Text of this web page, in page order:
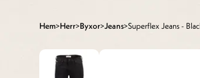
Hem>Herr>Byxor>Jeans>Superflex Jeans -